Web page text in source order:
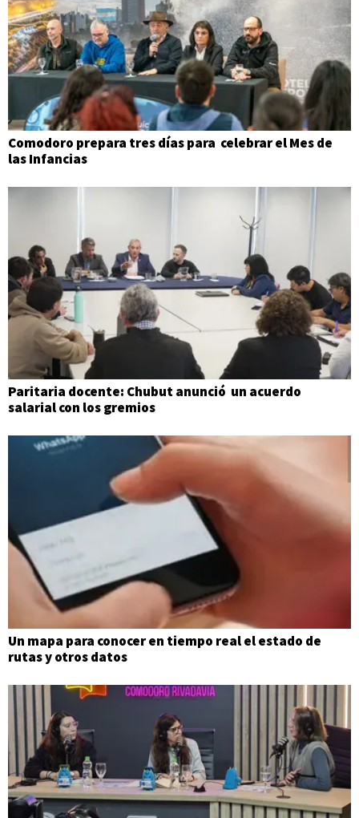
Comodoro prepara tres días para celebrar el Mes de
las Infancias
Paritaria docente: Chubut anunció un acuerdo
salarial con los gremios
Un mapa para conocer en tiempo real el estado de
rutas y otros datos